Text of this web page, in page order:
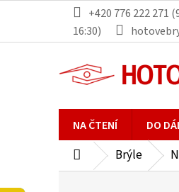
obsah
+420 776 222 271
16:30)
NA ČTENÍ DO
DomůBrýle